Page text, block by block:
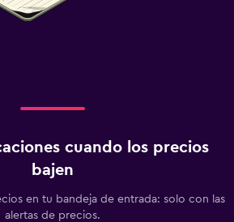
cuando los precios
bajen
en tu bandeja de entrada: solo con las
alertas de precios.